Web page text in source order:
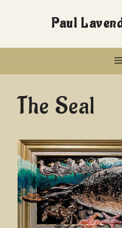
de
Paul
The Seal